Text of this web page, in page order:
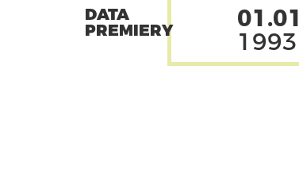
DATA
PREMIERY
01.01
1993